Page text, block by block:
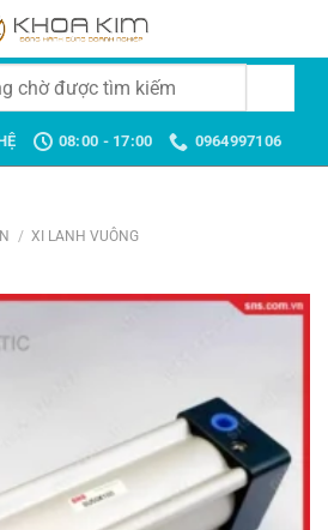
08:00 - 17:00 0964997106
/ XI LANH VUÔNG